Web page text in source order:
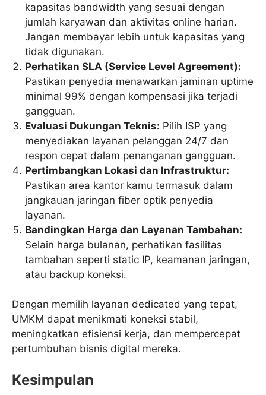
kapasitas bandwidth yang sesuai dengan
jumlah karyawan dan aktivitas online harian.
Jangan membayar lebih untuk kapasitas yang
tidak digunakan.
Perhatikan SLA (Service Level Agreement):
Pastikan penyedia menawarkan jaminan uptime
minimal 99% dengan kompensasi jika terjadi
gangguan.
Evaluasi Dukungan Teknis: Pilih ISP yang
menyediakan layanan pelanggan 24/7 dan
respon cepat dalam penanganan gangguan.
Pertimbangkan Lokasi dan Infrastruktur:
Pastikan area kantor kamu termasuk dalam
jangkauan jaringan fiber optik penyedia
layanan.
Bandingkan Harga dan Layanan Tambahan:
Selain harga bulanan, perhatikan fasilitas
tambahan seperti static IP, keamanan jaringan,
atau backup koneksi.
Dengan memilih layanan dedicated yang tepat,
UMKM dapat menikmati koneksi stabil,
meningkatkan efisiensi kerja, dan mempercepat
pertumbuhan bisnis digital mereka.
Kesimpulan